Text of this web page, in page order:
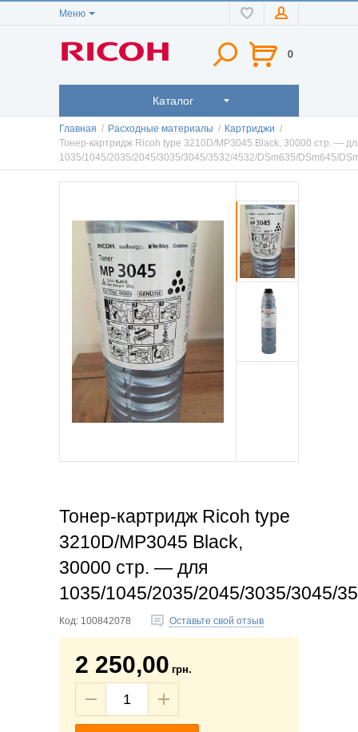
Меню
0
Каталог
Главная / Расходные материалы / Картриджи /
Тонер-картридж Ricoh type 3210D/MP3045 Black, 30000 стр. —
1035/1045/2035/2045/3035/3045/3532/4532/DSm635/DSm645/
Тонер-картридж Ricoh type
3210D/MP3045 Black,
30000 стр. — для
1035/1045/2035/2045/3035/3045/
Код: 100842078 Оставьте свой отзыв
2 250,00 грн.